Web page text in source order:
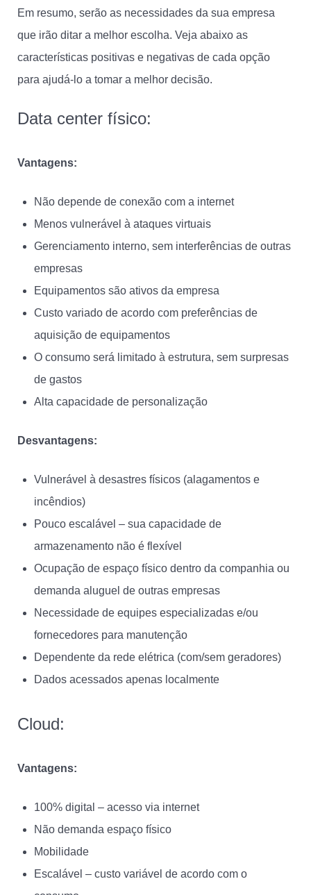
Em resumo, serão as necessidades da sua empresa
que irão ditar a melhor escolha. Veja abaixo as
características positivas e negativas de cada opção
para ajudá-lo a tomar a melhor decisão.
Data center físico:
Vantagens:
Não depende de conexão com a internet
Menos vulnerável à ataques virtuais
Gerenciamento interno, sem interferências de outras
empresas
Equipamentos são ativos da empresa
Custo variado de acordo com preferências de
aquisição de equipamentos
O consumo será limitado à estrutura, sem surpresas
de gastos
Alta capacidade de personalização
Desvantagens:
Vulnerável à desastres físicos (alagamentos e
incêndios)
Pouco escalável – sua capacidade de
armazenamento não é flexível
Ocupação de espaço físico dentro da companhia ou
demanda aluguel de outras empresas
Necessidade de equipes especializadas e/ou
fornecedores para manutenção
Dependente da rede elétrica (com/sem geradores)
Dados acessados apenas localmente
Cloud:
Vantagens:
100% digital – acesso via internet
Não demanda espaço físico
Mobilidade
Escalável – custo variável de acordo com o